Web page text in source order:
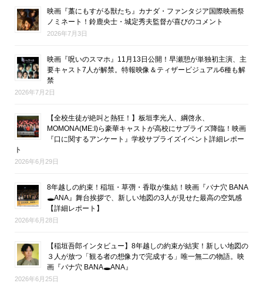
映画『藁にもすがる獣たち』カナダ・ファンタジア国際映画祭
ノミネート！鈴鹿央士・城定秀夫監督が喜びのコメント
2026年7月3日
映画『呪いのスマホ』11月13日公開！早瀬憩が単独初主演、主
要キャスト7人が解禁。特報映像＆ティザービジュアル6種も解
禁
2026年7月2日
【全校生徒が絶叫と熱狂！】板垣李光人、綱啓永、
MOMONA(ME:I)ら豪華キャストが高校にサプライズ降臨！映画
『口に関するアンケート』学校サプライズイベント詳細レポー
ト
2026年6月29日
8年越しの約束！稲垣・草彅・香取が集結！映画『バナ穴 BANA
🕳ANA』舞台挨拶で、新しい地図の3人が見せた最高の空気感
【詳細レポート】
2026年6月28日
【稲垣吾郎インタビュー】8年越しの約束が結実！新しい地図の
３人が放つ「観る者の想像力で完成する」唯一無二の物語。映
画『バナ穴 BANA🕳ANA』
2026年6月25日